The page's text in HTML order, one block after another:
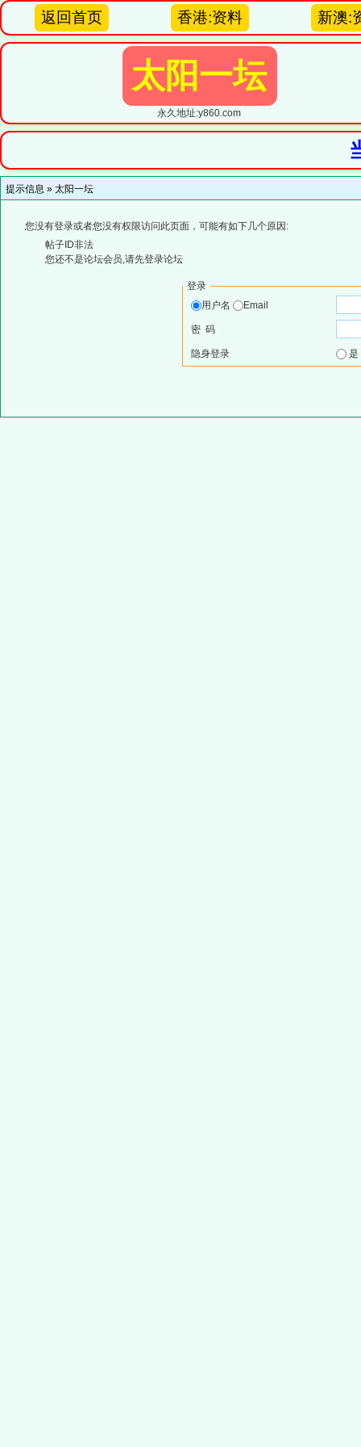
返回首页 香港:资料 新澳:
太阳一坛
永久地址:y860.com
提示信息 » 太阳一坛
您没有登录或者您没有权限访问此页面，可能有如下几个原因:
帖子ID非法
您还不是论坛会员,请先登录论坛
登录
用户名
Email
密 码
隐身登录